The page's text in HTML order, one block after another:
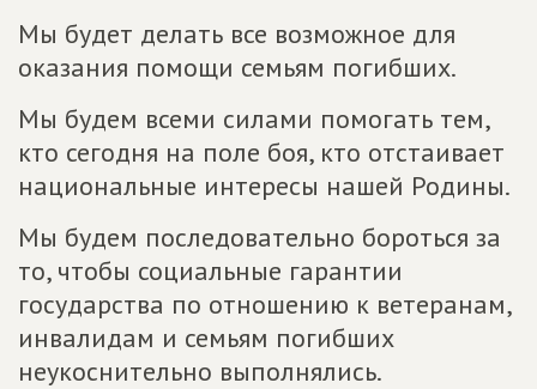
Мы будет делать все возможное для
оказания помощи семьям погибших.
Мы будем всеми силами помогать тем,
кто сегодня на поле боя, кто отстаивает
национальные интересы нашей Родины.
Мы будем последовательно бороться за
то, чтобы социальные гарантии
государства по отношению к ветеранам,
инвалидам и семьям погибших
неукоснительно выполнялись.